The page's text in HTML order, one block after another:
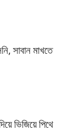
সাবান মাখতে
ভিজিয়ে পিথে